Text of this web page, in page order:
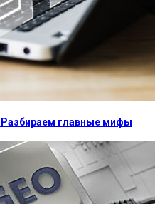
главные мифы